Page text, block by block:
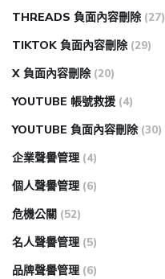
THREADS 負面內容刪除 (27)
TIKTOK 負面內容刪除 (29)
X 負面內容刪除 (20)
YOUTUBE 帳號救援 (4)
YOUTUBE 負面內容刪除 (30)
企業聲譽管理 (4)
個人聲譽管理 (6)
危機公關 (52)
名人聲譽管理 (5)
品牌聲譽管理 (6)